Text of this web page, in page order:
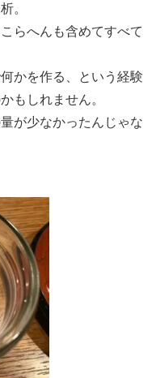
。
らへんも含めてすべて
かを作る、という経験
もしれません。
が少なかったんじゃな